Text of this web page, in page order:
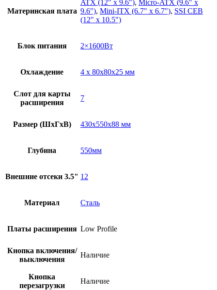
Материнская плата
ATX (12" x 9.6"), Micro-ATX (9.6" x
9.6"), Mini-ITX (6.7" x 6.7"), SSI CEB
(12" x 10.5")
Блок питания 2×1600Вт
Охлаждение 4 x 80x80x25 мм
Слот для карты
расширения
7
Размер (ШxГxВ) 430x550x88 мм
Глубина 550мм
Внешние отсеки 3.5" 12
Материал Сталь
Платы расширения Low Profile
Кнопка включения/
выключения
Наличие
Кнопка
перезагрузки
Наличие